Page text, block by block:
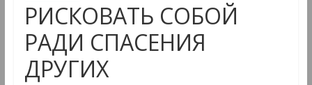
РИСКОВАТЬ СОБОЙ
РАДИ СПАСЕНИЯ
ДРУГИХ